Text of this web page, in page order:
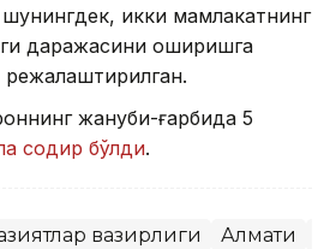
икки мамлакатнинг
даражасини оширишга
режалаштирилган.
жануби-ғарбида 5
содир бўлди.
вазирлиги Алмати